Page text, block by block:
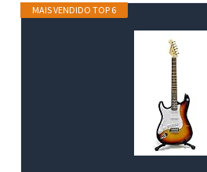
MAIS VENDIDO TOP 6